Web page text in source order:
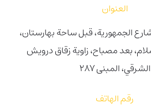
العنوان
الجمهورية، قبل ساحة بهارستان،
بعد مصباح، زاوية زقاق درويش
الشرقي، المبنى 287
رقم الهاتف